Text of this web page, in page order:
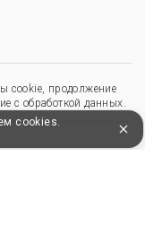
cookie, продолжение
с обработкой данных.
cookies.